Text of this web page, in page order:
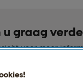
u graag
voor meer